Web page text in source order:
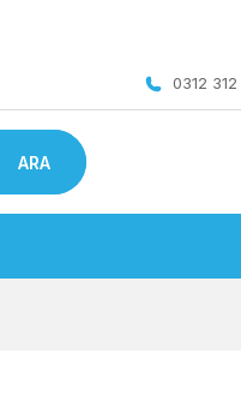
0312 312
ARA